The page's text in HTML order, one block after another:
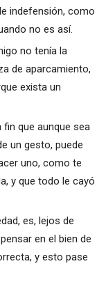
indefensión, como
no es así.
no tenía la
de aparcamiento,
exista un
que aunque sea
un gesto, puede
uno, como te
y que todo le cayó
es, lejos de
en el bien de
y esto pase